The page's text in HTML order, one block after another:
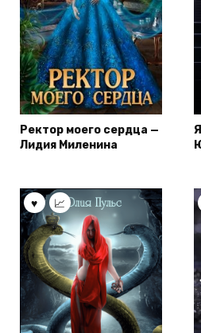
Ректор моего сердца —
Лидия Миленина